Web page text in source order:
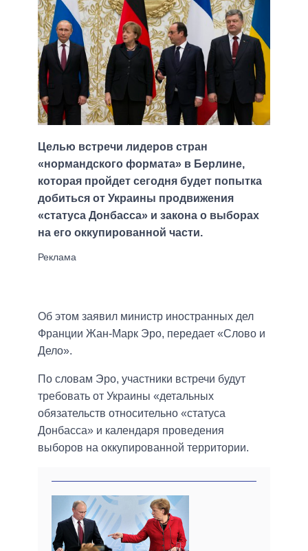
Целью встречи лидеров стран
«нормандского формата» в Берлине,
которая пройдет сегодня будет попытка
добиться от Украины продвижения
«статуса Донбасса» и закона о выборах
на его оккупированной части.
Об этом заявил министр иностранных дел
Франции Жан-Марк Эро, передает «Слово и
Дело».
По словам Эро, участники встречи будут
требовать от Украины «детальных
обязательств относительно «статуса
Донбасса» и календаря проведения
выборов на оккупированной территории.